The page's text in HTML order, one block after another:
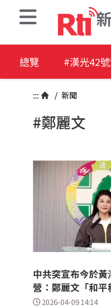
總覽 #漢光42
::: / 新聞
#鄭麗文
中共突宣布今於
營：鄭麗文「和平
2026-04-09 14:14